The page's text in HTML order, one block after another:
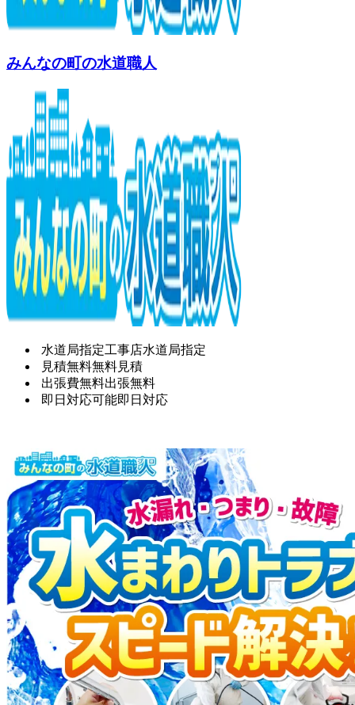
みんなの町の水道職人
水道局指定工事店水道局指定
見積無料無料見積
出張費無料出張無料
即日対応可能即日対応